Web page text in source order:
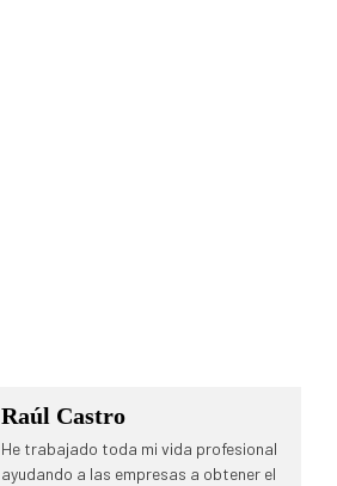
Raúl Castro
He trabajado toda mi vida profesional
ayudando a las empresas a obtener el